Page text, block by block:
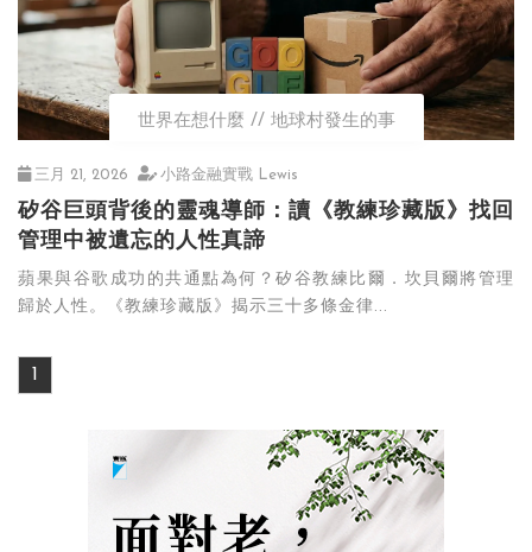
世界在想什麼 地球村發生的事
三月 21, 2026 小路金融實戰 Lewis
矽谷巨頭背後的靈魂導師：讀《教練珍藏版》找回
管理中被遺忘的人性真諦
蘋果與谷歌成功的共通點為何？矽谷教練比爾．坎貝爾將管理
歸於人性。《教練珍藏版》揭示三十多條金律...
1